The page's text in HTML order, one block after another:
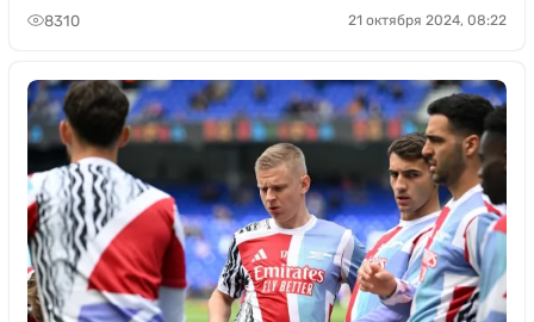
8310 21 октября 2024, 08:22